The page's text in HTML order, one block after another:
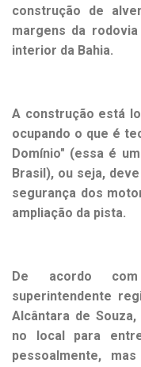
construção de
margens da
interior da Bahia.
A construção está
ocupando o que é
Domínio" (essa é
Brasil), ou seja,
segurança dos
ampliação da pista.
De acordo
superintendente
Alcântara de
no local para
pessoalmente,